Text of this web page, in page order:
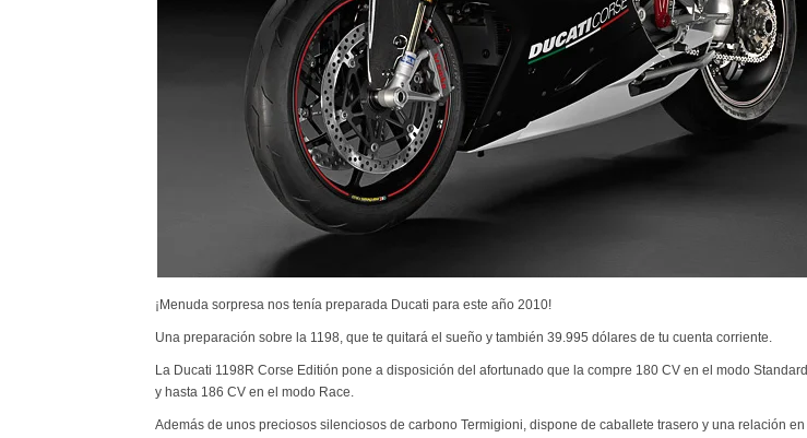
¡Menuda sorpresa nos tenía preparada Ducati para este año 2010!
Una preparación sobre la 1198, que te quitará el sueño y también 39.995 dólares de tu cuenta corriente.
La Ducati 1198R Corse Editión pone a disposición del afortunado que la compre 180 CV en el modo Standard
y hasta 186 CV en el modo Race.
Además de unos preciosos silenciosos de carbono Termigioni, dispone de caballete trasero y una relación en